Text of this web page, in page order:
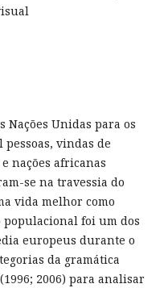
Nações Unidas para os
pessoas, vindas de
nações africanas
se na travessia do
vida melhor como
populacional foi um dos
europeus durante o
da gramática
2006) para analisar